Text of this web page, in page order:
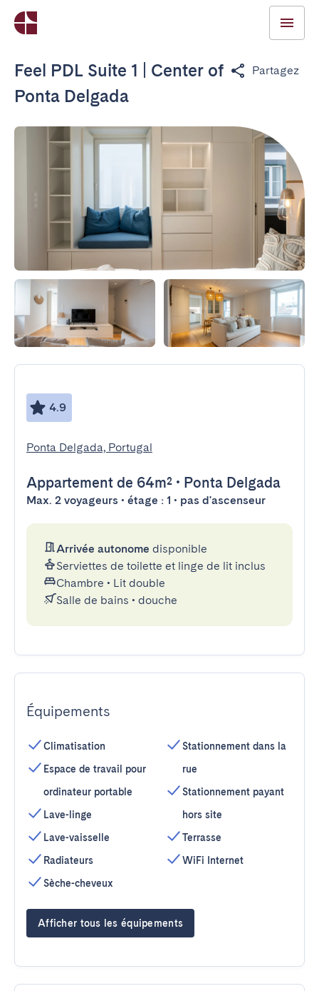
Feel PDL Suite 1 | Center of
Ponta Delgada
Partagez
4.9
Ponta Delgada, Portugal
Appartement de 64m² • Ponta Delgada
Max. 2 voyageurs • étage : 1 • pas d'ascenseur
Arrivée autonome disponible
Serviettes de toilette et linge de lit inclus
Chambre • Lit double
Salle de bains • douche
Équipements
Climatisation
Espace de travail pour
ordinateur portable
Lave-linge
Lave-vaisselle
Radiateurs
Sèche-cheveux
Stationnement dans la
rue
Stationnement payant
hors site
Terrasse
WiFi Internet
Afficher tous les équipements